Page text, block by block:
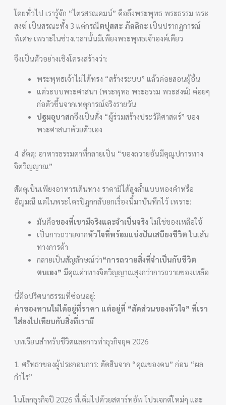
โดยทั่วไป เรารู้จัก “ไตรสรณคมน์” คือถึงพระพุทธ พระธรรม พระ
สงฆ์ เป็นสรณะทั้ง 3 แต่กรณีตปุสสะ ภัลลิกะ เป็นปรากฏการณ์
พิเศษ เพราะในช่วงเวลานั้นมีเพียงพระพุทธเจ้าองค์เดียว
จึงเป็นตัวอย่างเชิงโครงสร้างว่า:
พระพุทธเจ้าไม่ได้ทรง “สร้างระบบ” แล้วค่อยสอนผู้อื่น
แต่ระบบพระศาสนา (พระพุทธ พระธรรม พระสงฆ์) ค่อยๆ
ก่อตัวขึ้นจากเหตุการณ์จริงรายวัน
ปฐมอุบาสกจึงเป็นดั่ง “ผู้ร่วมสร้างประวัติศาสตร์” ของ
พระศาสนาด้วยตัวเอง
4. สัตตุ: อาหารธรรมดาที่กลายเป็น “ของถวายอันมีคุณูปการทาง
จิตวิญญาณ”
สัตตุเป็นเพียงอาหารเดินทาง ราคามิได้สูงล้ำแบบทองคำหรือ
อัญมณี แต่ในพระไตรปิฎกกลับยกเรื่องนี้มาบันทึกไว้ เพราะ:
มันคือของที่เขามีจริงและจำเป็นจริง ไม่ใช่ของเหลือใช้
เป็นการถวายจากหัวใจที่พร้อมแบ่งปันเสบียงชีวิต ในเส้น
ทางการค้า
กลายเป็นสัญลักษณ์ว่า“การถวายสิ่งที่จำเป็นกับชีวิต
ตนเอง” มีคุณค่าทางจิตวิญญาณสูงกว่าการถวายของเหลือ
นี่คือปริศนาธรรมที่ซ่อนอยู่:
ค่าของทานไม่ได้อยู่ที่ราคา แต่อยู่ที่ “สัดส่วนของหัวใจ” ที่เรา
ใส่ลงไปเทียบกับสิ่งที่เรามี
บทเรียนสำหรับชีวิตและการทำธุรกิจยุค 2026
1. ศรัทธาของผู้ประกอบการ: ตัดสินจาก “คุณของคน” ก่อน “ผล
กำไร”
ในโลกธุรกิจปี 2026 ที่เต็มไปด้วยสตาร์ทอัพ โปรเจกต์ใหม่ๆ และ